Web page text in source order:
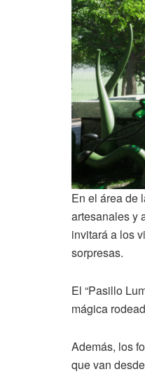
En el área de
artesanales y
invitará a los
sorpresas.
El “Pasillo
mágica
Además, los
que van